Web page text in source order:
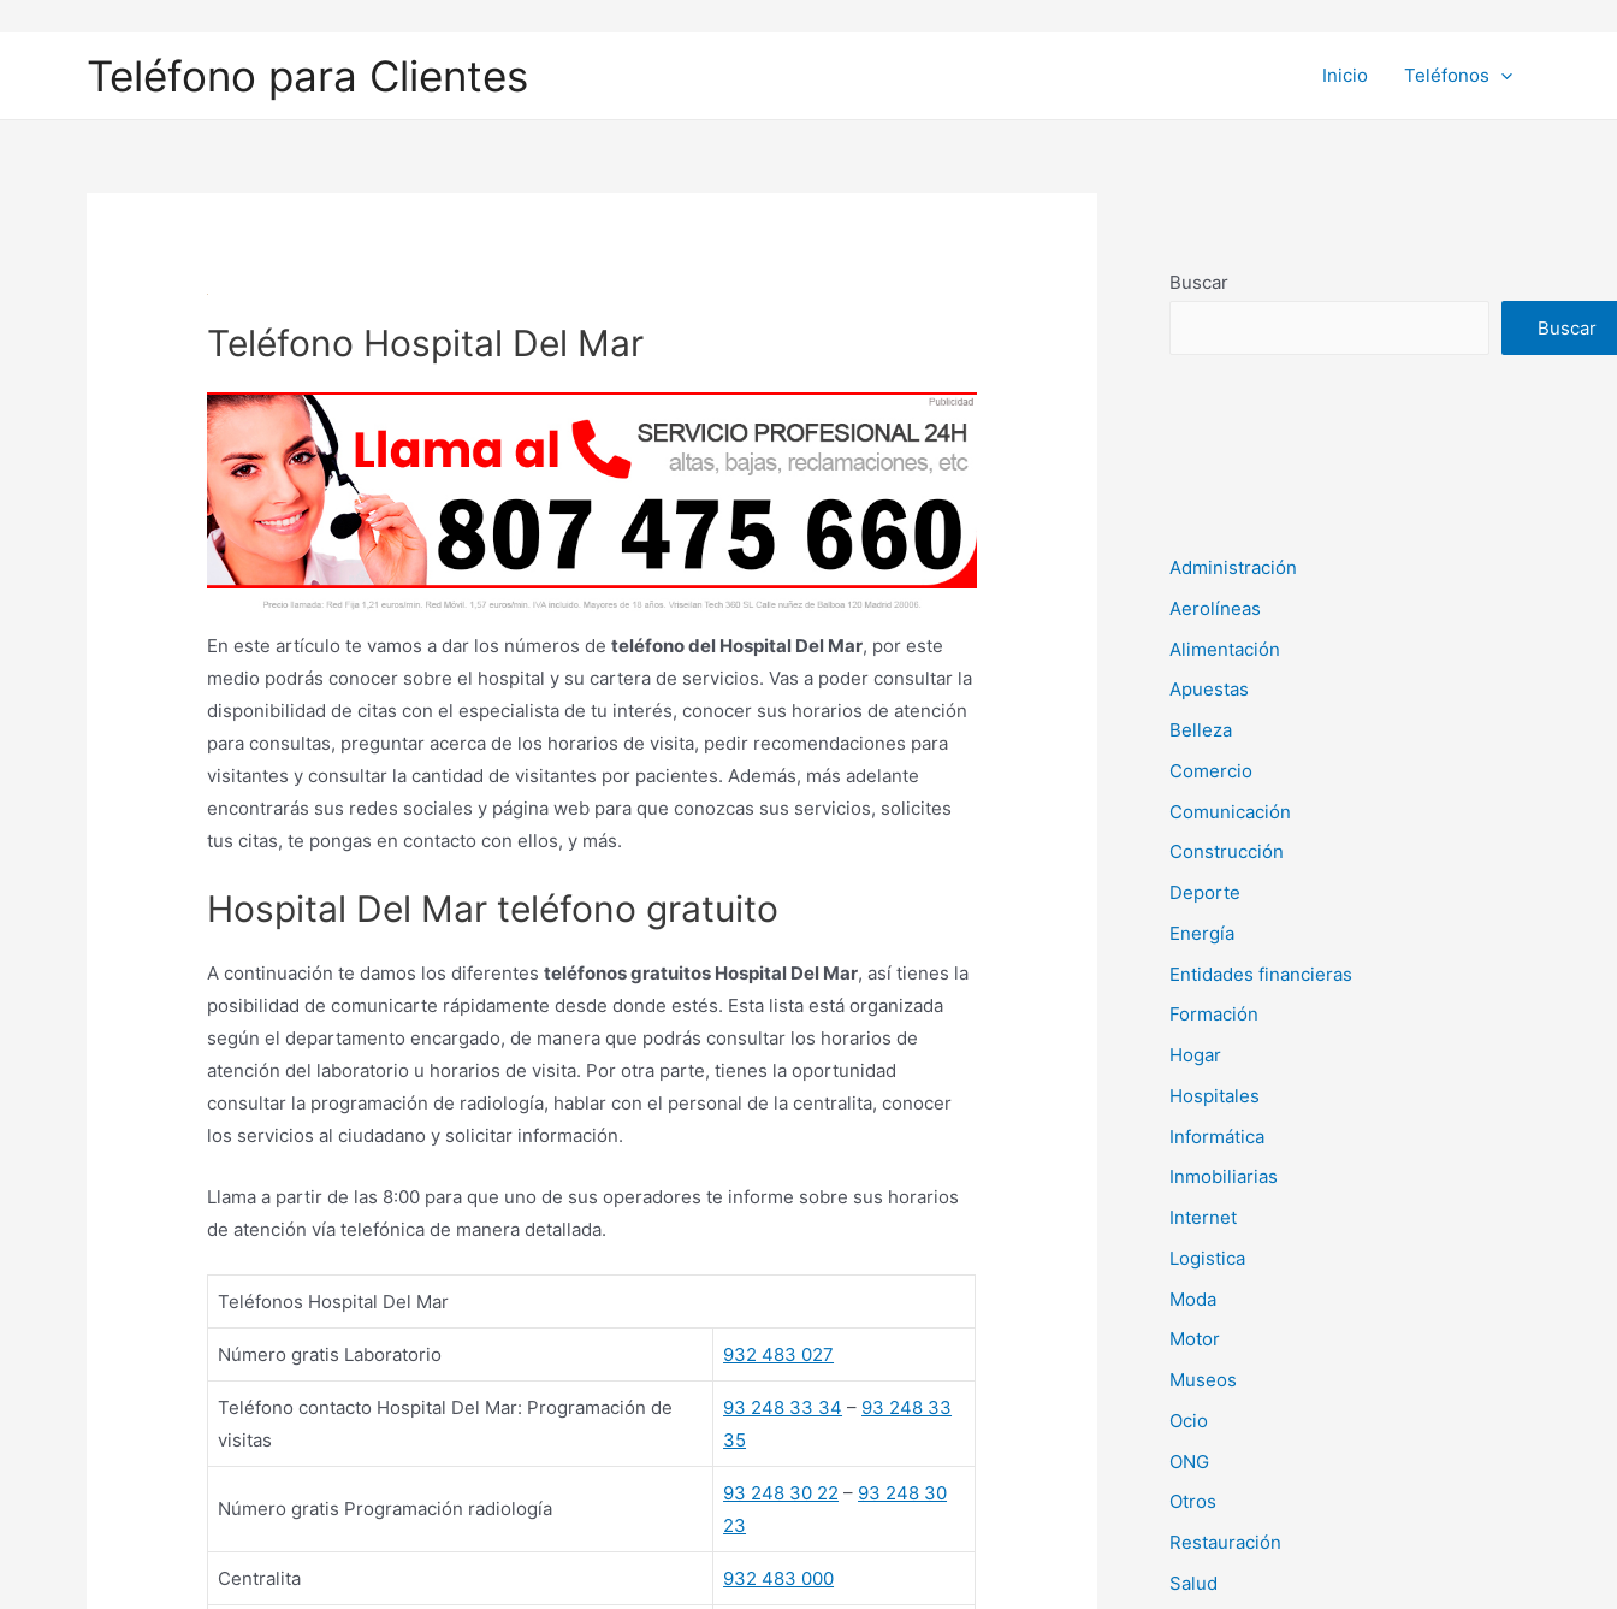
Teléfono para Clientes Inicio Teléfonos
Teléfono Hospital Del Mar
En este artículo te vamos a dar los números deteléfono del Hospital Del Mar, por este
medio podrás conocer sobre el hospital y su cartera de servicios. Vas a poder consultar la
disponibilidad de citas con el especialista de tu interés, conocer sus horarios de atención
para consultas, preguntar acerca de los horarios de visita, pedir recomendaciones para
visitantes y consultar la cantidad de visitantes por pacientes. Además, más adelante
encontrarás sus redes sociales y página web para que conozcas sus servicios, solicites
tus citas, te pongas en contacto con ellos, y más.
Hospital Del Mar teléfono gratuito
A continuación te damos los diferentesteléfonos gratuitos Hospital Del Mar, así tienes la
posibilidad de comunicarte rápidamente desde donde estés. Esta lista está organizada
según el departamento encargado, de manera que podrás consultar los horarios de
atención del laboratorio u horarios de visita. Por otra parte, tienes la oportunidad
consultar la programación de radiología, hablar con el personal de la centralita, conocer
los servicios al ciudadano y solicitar información.
Llama a partir de las 8:00 para que uno de sus operadores te informe sobre sus horarios
de atención vía telefónica de manera detallada.
Teléfonos Hospital Del Mar
Número gratis Laboratorio 932 483 027
Teléfono contacto Hospital Del Mar: Programación de
visitas
93 248 33 34 – 93 248 33
35
Número gratis Programación radiología
93 248 30 22 – 93 248 30
23
Centralita 932 483 000
Buscar
Buscar
Administración
Aerolíneas
Alimentación
Apuestas
Belleza
Comercio
Comunicación
Construcción
Deporte
Energía
Entidades financieras
Formación
Hogar
Hospitales
Informática
Inmobiliarias
Internet
Logistica
Moda
Motor
Museos
Ocio
ONG
Otros
Restauración
Salud